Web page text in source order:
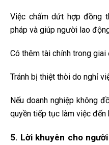
Việc chấm dứt hợp đồng
pháp và giúp người lao
Có thêm tài chính trong giai
Tránh bị thiệt thòi do nghỉ
Nếu doanh nghiệp không
quyền tiếp tục làm việc đến
5. Lời khuyên cho